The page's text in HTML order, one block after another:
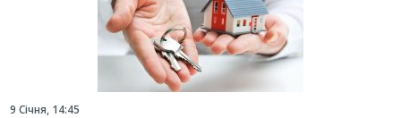
9 Січня, 14:45